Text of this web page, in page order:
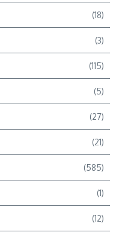
(18)
(3)
(115)
(5)
(27)
(21)
(585)
(1)
(12)